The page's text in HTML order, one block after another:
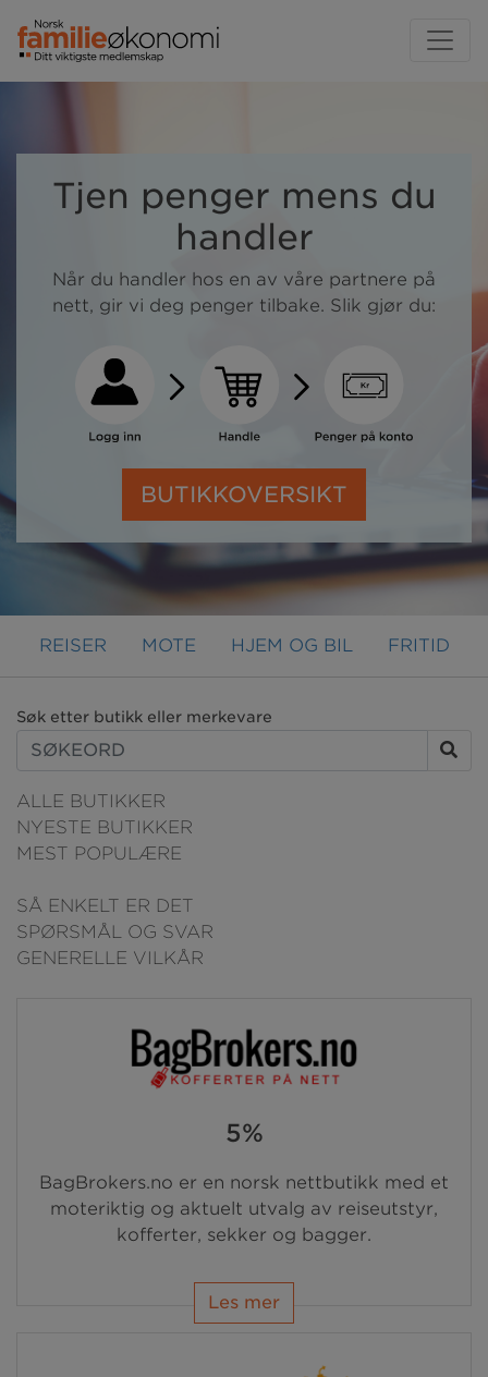
Tjen penger mens du
handler
Når du handler hos en av våre partnere på
nett, gir vi deg penger tilbake. Slik gjør du:
BUTIKKOVERSIKT
REISER MOTE HJEM OG BIL FRITID
Søk etter butikk eller merkevare
ALLE BUTIKKER
NYESTE BUTIKKER
MEST POPULÆRE
SÅ ENKELT ER DET
SPØRSMÅL OG SVAR
GENERELLE VILKÅR
5%
BagBrokers.no er en norsk nettbutikk med et
moteriktig og aktuelt utvalg av reiseutstyr,
kofferter, sekker og bagger.
Les mer